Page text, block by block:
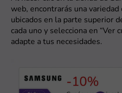
web, encontrarás una variedad
ubicados en la parte superior
cada uno y selecciona en “Ver
adapte a tus necesidades.